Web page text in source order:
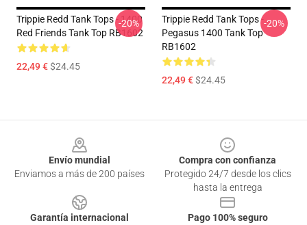
Trippie Redd Tank Tops - 1400
Red Friends Tank Top RB1602
22,49 €$24.45
-20%
Trippie Redd Tank Tops -
Pegasus 1400 Tank Top
RB1602
22,49 €$24.45
-20%
Envío mundial
Enviamos a más de 200 países
Compra con confianza
Protegido 24/7 desde los clics
hasta la entrega
Garantía internacional
Pago 100% seguro